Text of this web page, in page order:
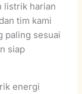
listrik harian
tim kami
paling sesuai
siap
energi